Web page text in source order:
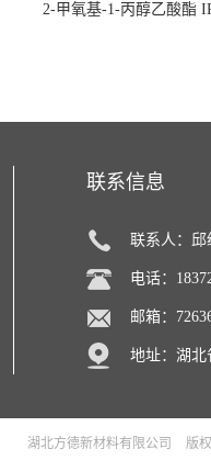
2-甲氧基-1-丙醇乙酸酯
联系信息
联系人：邱
电话：
邮箱：
地址：湖北
湖北方德新材料有限公司 版